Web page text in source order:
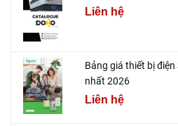
Liên hệ
Bảng giá thiết bị
nhất 2026
Liên hệ